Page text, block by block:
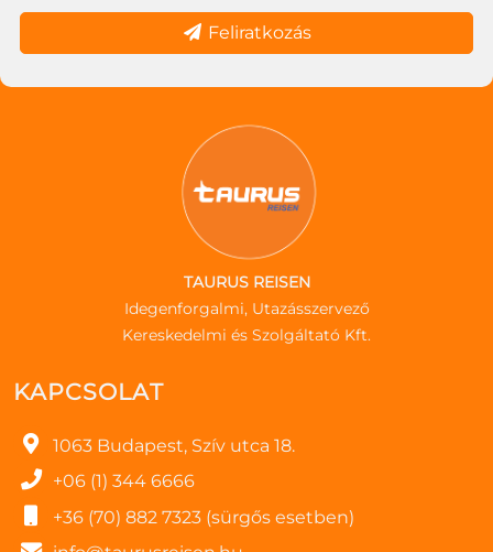
Feliratkozás
TAURUS REISEN
Idegenforgalmi, Utazásszervező
Kereskedelmi és Szolgáltató Kft.
KAPCSOLAT
1063 Budapest, Szív utca 18.
+06 (1) 344 6666
+36 (70) 882 7323 (sürgős esetben)